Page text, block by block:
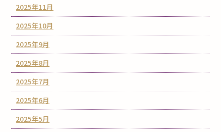
2025年11月
2025年10月
2025年9月
2025年8月
2025年7月
2025年6月
2025年5月